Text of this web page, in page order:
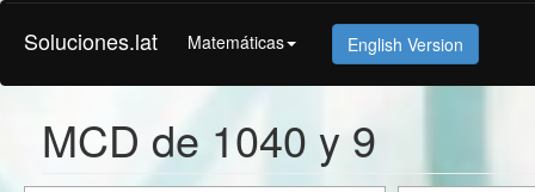
Soluciones.lat Matemáticas English Version
MCD de 1040 y 9